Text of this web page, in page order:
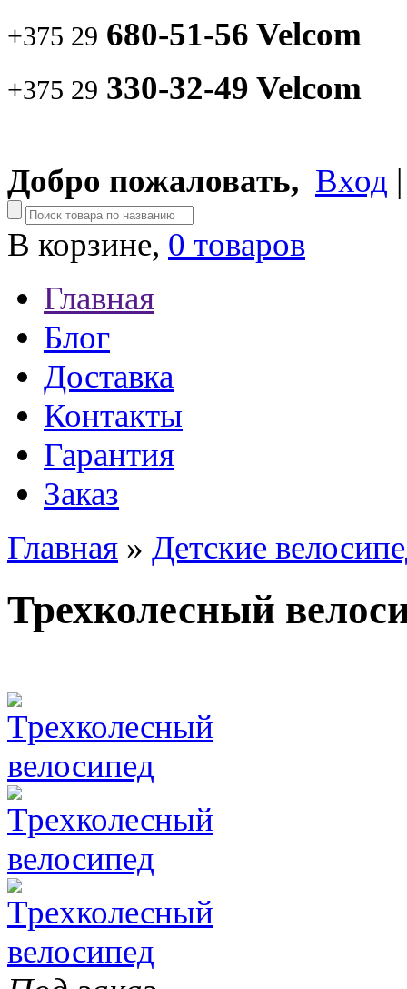
+375 29 680-51-56 Velcom
+375 29 330-32-49 Velcom
Добро пожаловать, Вход
В корзине, 0 товаров
Главная
Блог
Доставка
Контакты
Гарантия
Заказ
Главная » Детские
Трехколесный